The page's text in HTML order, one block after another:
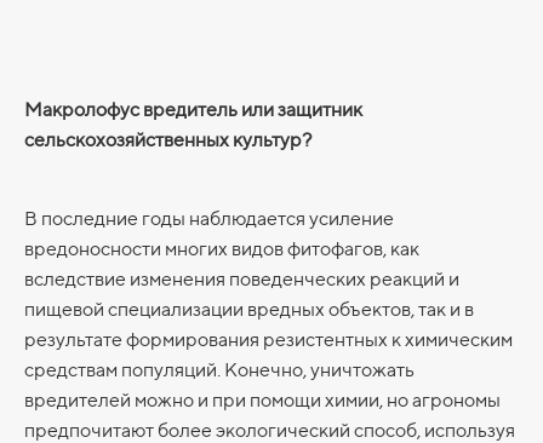
Макролофус вредитель или защитник
сельскохозяйственных культур?
В последние годы наблюдается усиление
вредоносности многих видов фитофагов, как
вследствие изменения поведенческих реакций и
пищевой специализации вредных объектов, так и в
результате формирования резистентных к химическим
средствам популяций. Конечно, уничтожать
вредителей можно и при помощи химии, но агрономы
предпочитают более экологический способ, используя